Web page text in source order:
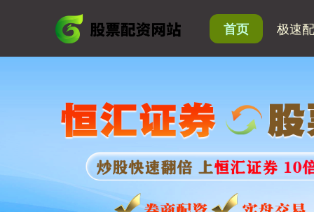
首页 极速